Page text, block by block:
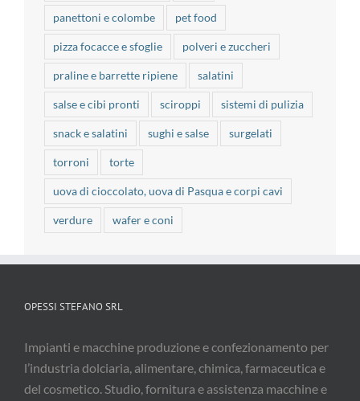
panettoni e colombe pet food
pizza focacce e sfoglie polveri e zuccheri
praline e barrette ripiene salatini
salse e cibi pronti sciroppi sistemi di pulizia
snack e salatini sughi e salse surgelati
torroni torte
uova di cioccolato, uova di Pasqua e corpi cavi
verdure wafer e coni
OPESSI STEFANO SRL
Impianti e macchine produzione e confezionamento per
l’industria dolciaria, alimentare, chimica, farmaceutica e
del cosmetico. Studio, fornitura e assistenza macchine e